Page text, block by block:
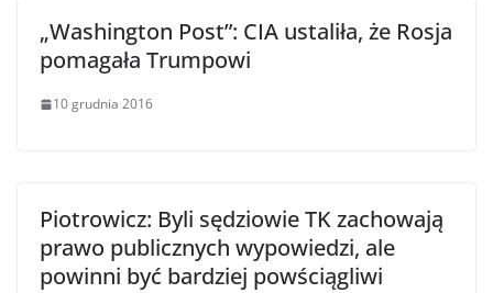
„Washington Post”: CIA ustaliła, że Rosja
pomagała Trumpowi
10 grudnia 2016
Piotrowicz: Byli sędziowie TK zachowają
prawo publicznych wypowiedzi, ale
powinni być bardziej powściągliwi